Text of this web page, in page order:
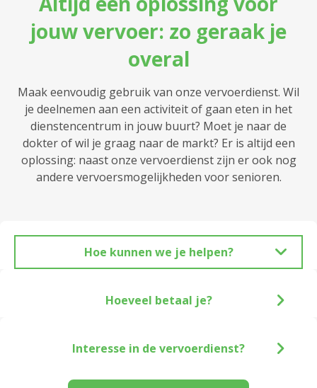
jouw vervoer: zo geraak je
overal
Maak eenvoudig gebruik van onze vervoerdienst. Wil
je deelnemen aan een activiteit of gaan eten in het
dienstencentrum in jouw buurt? Moet je naar de
dokter of wil je graag naar de markt? Er is altijd een
oplossing: naast onze vervoerdienst zijn er ook nog
andere vervoersmogelijkheden voor senioren.
Hoe kunnen we je helpen?
Hoeveel betaal je?
Interesse in de vervoerdienst?